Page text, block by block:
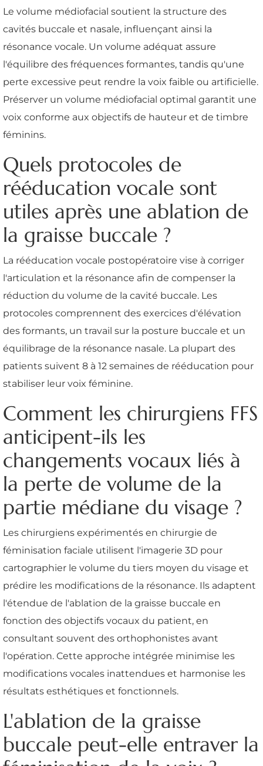
Le volume médiofacial soutient la structure des
cavités buccale et nasale, influençant ainsi la
résonance vocale. Un volume adéquat assure
l'équilibre des fréquences formantes, tandis qu'une
perte excessive peut rendre la voix faible ou artificielle.
Préserver un volume médiofacial optimal garantit une
voix conforme aux objectifs de hauteur et de timbre
féminins.
Quels protocoles de
rééducation vocale sont
utiles après une ablation de
la graisse buccale ?
La rééducation vocale postopératoire vise à corriger
l'articulation et la résonance afin de compenser la
réduction du volume de la cavité buccale. Les
protocoles comprennent des exercices d'élévation
des formants, un travail sur la posture buccale et un
équilibrage de la résonance nasale. La plupart des
patients suivent 8 à 12 semaines de rééducation pour
stabiliser leur voix féminine.
Comment les chirurgiens FFS
anticipent-ils les
changements vocaux liés à
la perte de volume de la
partie médiane du visage ?
Les chirurgiens expérimentés en chirurgie de
féminisation faciale utilisent l'imagerie 3D pour
cartographier le volume du tiers moyen du visage et
prédire les modifications de la résonance. Ils adaptent
l'étendue de l'ablation de la graisse buccale en
fonction des objectifs vocaux du patient, en
consultant souvent des orthophonistes avant
l'opération. Cette approche intégrée minimise les
modifications vocales inattendues et harmonise les
résultats esthétiques et fonctionnels.
L'ablation de la graisse
buccale peut-elle entraver la